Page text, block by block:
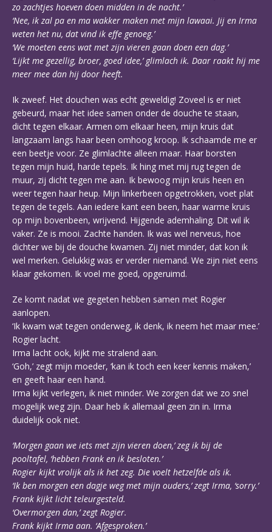
zo zachtjes hoeven doen midden in de nacht.’
‘Nee, ik zal pa en ma wakker maken met mijn lawaai. Jij en Irma
weten het nu, dat vind ik effe genoeg.’
‘We moeten eens wat met zijn vieren gaan doen een dag.’
‘Lijkt me gezellig, broer, goed idee,’ glimlach ik. Daar raakt hij me
meer mee dan hij door heeft.
Ik zweef. Het douchen was echt geweldig! Zoveel is er niet
gebeurd, maar het idee samen onder de douche te staan,
dicht tegen elkaar. Armen om elkaar heen, mijn kruis dat
langzaam langs haar been omhoog kroop. Ik schaamde me er
een beetje voor. Ze glimlachte alleen maar. Haar borsten
tegen mijn huid, harde tepels. Ik hing met mij rug tegen de
muur, zij dicht tegen me aan. Ik bewoog mijn kruis heen en
weer tegen haar heup. Mijn linkerbeen opgetrokken, voet plat
tegen de tegels. Aan iedere kant een been, haar warme kruis
op mijn bovenbeen, wrijvend. Hijgende ademhaling. Dit wil ik
vaker. Ze is mooi. Zachte handen. Ik was wel nerveus, hoe
dichter we bij de douche kwamen. Zij niet minder, dat kon ik
wel merken. Gelukkig was er verder niemand. We zijn niet eens
klaar gekomen. Ik voel me goed, opgeruimd.
Ze komt nadat we gegeten hebben samen met Rogier
aanlopen.
‘Ik kwam wat tegen onderweg, ik denk, ik neem het maar mee.’
Rogier lacht.
Irma lacht ook, kijkt me stralend aan.
‘Goh,’ zegt mijn moeder, ‘kan ik toch een keer kennis maken,’
en geeft haar een hand.
Irma kijkt verlegen, ik niet minder. We zorgen dat we zo snel
mogelijk weg zijn. Daar heb ik allemaal geen zin in. Irma
duidelijk ook niet.
‘Morgen gaan we iets met zijn vieren doen,’ zeg ik bij de
pooltafel, ‘hebben Frank en ik besloten.’
Rogier kijkt vrolijk als ik het zeg. Die voelt hetzelfde als ik.
‘Ik ben morgen een dagje weg met mijn ouders,’ zegt Irma, ‘sorry.’
Frank kijkt licht teleurgesteld.
‘Overmorgen dan,’ zegt Rogier.
Frank kijkt Irma aan. ‘Afgesproken.’